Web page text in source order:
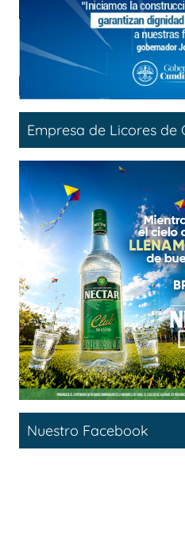
Empresa de Licores de
Nuestro Facebook